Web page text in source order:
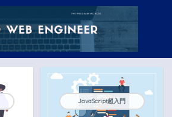
JavaScript超入門